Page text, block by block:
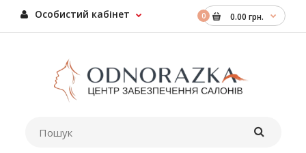
0 0.00 грн.
Особистий кабінет